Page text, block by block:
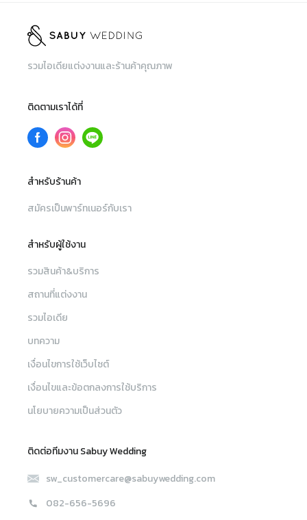
รวมไอเดียแต่งงานและร้านค้าคุณภาพ
ติดตามเราได้ที่
สำหรับร้านค้า
สมัครเป็นพาร์ทเนอร์กับเรา
สำหรับผู้ใช้งาน
รวมสินค้า&บริการ
สถานที่แต่งงาน
รวมไอเดีย
บทความ
เงื่อนไขการใช้เว็บไซต์
เงื่อนไขและข้อตกลงการใช้บริการ
นโยบายความเป็นส่วนตัว
ติดต่อทีมงาน Sabuy Wedding
sw_customercare@sabuywedding.com
082-656-5696